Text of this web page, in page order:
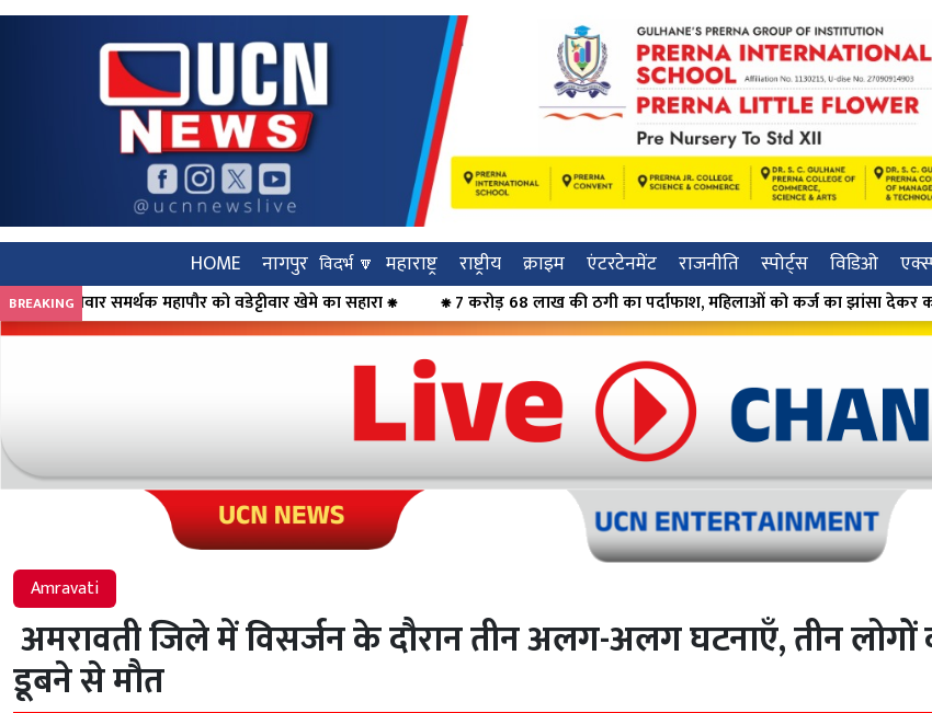
HOME नागपुर विदर्भ 🔽 महाराष्ट्र राष्ट्रीय क्राइम एंटरटेनमेंट राजनीति स्पोर्ट्स विडिओ
BREAKINGको वडेट्टीवार खेमे का सहारा ⁕ ⁕ 7 करोड़ 68 लाख की ठगी का पर्दाफाश, महिलाओं को कर्ज का झांसा देकर करोड़ों का खेल;
Click to visit UCN News
Amravati
अमरावती जिले में विसर्जन के दौरान तीन अलग-अलग घटनाएँ, तीन लोगों
डूबने से मौत